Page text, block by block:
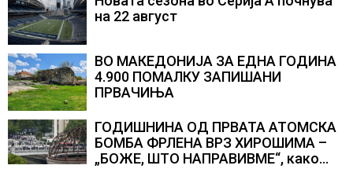
на 22 август
ВО МАКЕДОНИЈА ЗА ЕДНА ГОДИНА
4.900 ПОМАЛКУ ЗАПИШАНИ
ПРВАЧИЊА
ГОДИШНИНА ОД ПРВАТА АТОМСКА
БОМБА ФРЛЕНА ВРЗ ХИРОШИМА –
„БОЖЕ, ШТО НАПРАВИВМЕ“, како